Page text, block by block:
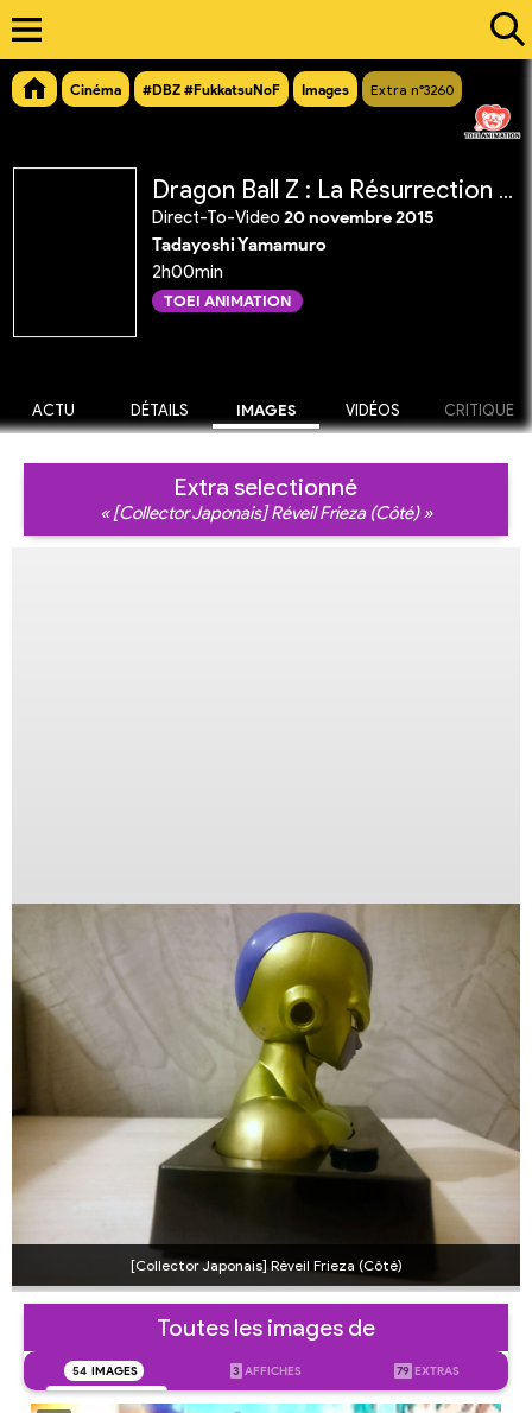
Cinéma #DBZ #FukkatsuNoF Images Extra n°3260
Dragon Ball Z : La Résurrection de 'F'
Direct-To-Video 20 novembre 2015
Tadayoshi Yamamuro
2h00min
TOEI ANIMATION
ACTU DÉTAILS IMAGES VIDÉOS CRITIQUE
Extra selectionné
« [Collector Japonais] Réveil Frieza (Côté) »
[Collector Japonais] Réveil Frieza (Côté)
Toutes les images de
54 IMAGES 3 AFFICHES 79 EXTRAS